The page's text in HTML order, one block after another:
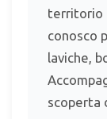
territorio
conosco
laviche,
scoperta